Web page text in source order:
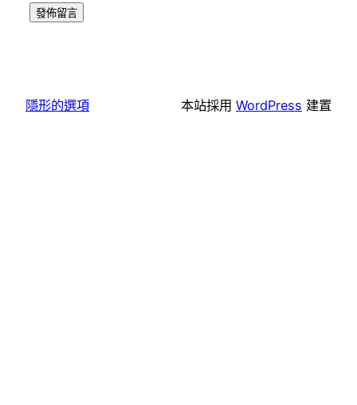
隱形的選項 本站採用 WordPress 建置